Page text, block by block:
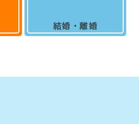
結婚・離婚